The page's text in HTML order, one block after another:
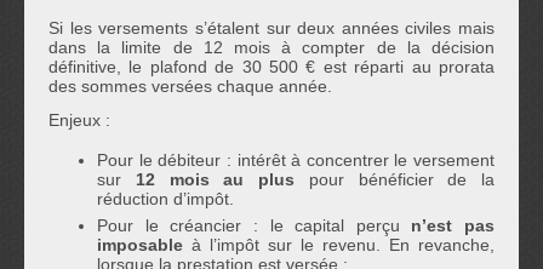
Si les versements s’étalent sur deux années civiles mais
dans la limite de 12 mois à compter de la décision
définitive, le plafond de 30 500 € est réparti au prorata
des sommes versées chaque année.
Enjeux :
Pour le débiteur : intérêt à concentrer le versement
sur 12 mois au plus pour bénéficier de la
réduction d’impôt.
Pour le créancier : le capital perçu n’est pas
imposable à l’impôt sur le revenu. En revanche,
lorsque la prestation est versée :